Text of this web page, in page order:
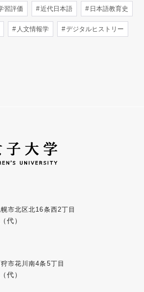
習評価 近代日本語 日本語教育史
人文情報学 デジタルヒストリー
市北区北16条西2丁目
（代）
市花川南4条5丁目
（代）